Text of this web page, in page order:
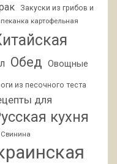
Закуски из грибов и
картофельная
Обед Овощные
из песочного теста
для
кухня
Свинина